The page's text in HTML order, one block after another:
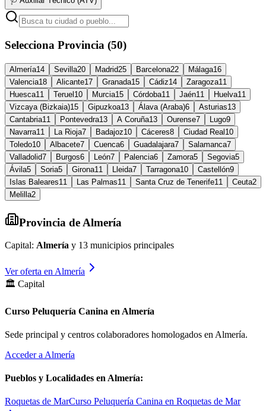
Selecciona Provincia (50)
Almería14 Sevilla20 Madrid25 Barcelona22 Málaga16
Valencia18 Alicante17 Granada15 Cádiz14 Zaragoza11
Huesca11 Teruel 10 Murcia15 Córdoba11 Jaén11 Huelva11
Vizcaya (Bizkaia)15 Gipuzkoa13 Álava (Araba)6 Asturias13
Cantabria11 Pontevedra13 A Coruña13 Ourense7 Lugo9
Navarra11 La Rioja7 Badajoz10 Cáceres8 Ciudad Real 10
Toledo10 Albacete7 Cuenca6 Guadalajara7 Salamanca7
Valladolid7 Burgos6 León7 Palencia6 Zamora5 Segovia5
Ávila5 Soria5 Girona11 Lleida7 Tarragona10 Castellón9
Islas Baleares11 Las Palmas11 Santa Cruz de Tenerife11 Ceuta2
Melilla2
Provincia de Almería
Capital: Almería y 13 municipios principales
Ver oferta en Almería
🏛️ Capital
Curso Peluquería Canina en Almería
Sede principal y centros colaboradores homologados en Almería.
Acceder a Almería
Pueblos y Localidades en Almería:
Roquetas de MarCurso Peluquería Canina en Roquetas de Mar